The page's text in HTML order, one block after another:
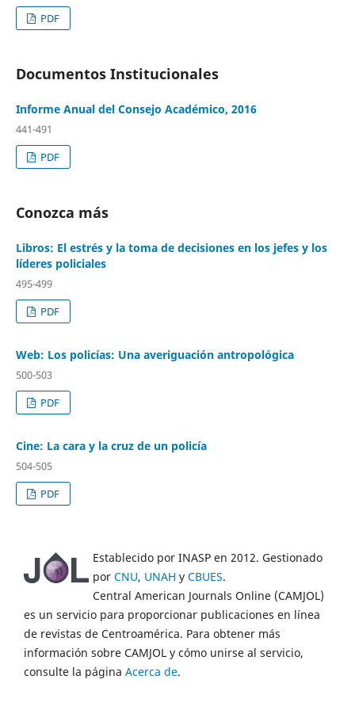
PDF
Documentos Institucionales
Informe Anual del Consejo Académico, 2016
441-491
PDF
Conozca más
Libros: El estrés y la toma de decisiones en los jefes y los
líderes policiales
495-499
PDF
Web: Los policías: Una averiguación antropológica
500-503
PDF
Cine: La cara y la cruz de un policía
504-505
PDF
Establecido por INASP en 2012. Gestionado
por CNU, UNAH y CBUES.
Central American Journals Online (CAMJOL)
es un servicio para proporcionar publicaciones en línea
de revistas de Centroamérica. Para obtener más
información sobre CAMJOL y cómo unirse al servicio,
consulte la página Acerca de.